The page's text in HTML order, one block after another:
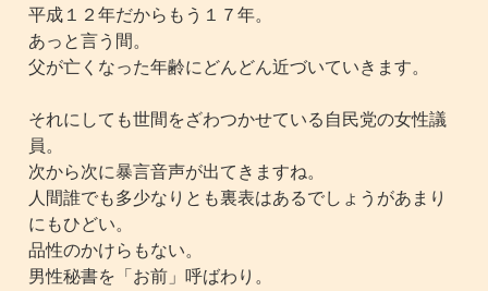
平成１２年だからもう１７年。
あっと言う間。
父が亡くなった年齢にどんどん近づいていきます。
それにしても世間をざわつかせている自民党の女性議
員。
次から次に暴言音声が出てきますね。
人間誰でも多少なりとも裏表はあるでしょうがあまり
にもひどい。
品性のかけらもない。
男性秘書を「お前」呼ばわり。